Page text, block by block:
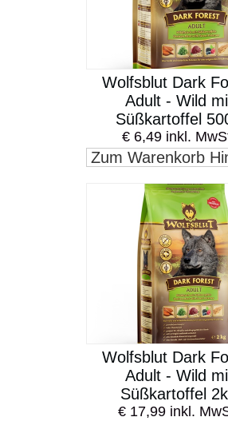
Wolfsblut Dark
Adult - Wild
Süßkartoffel
€ 6,49 inkl.
Zum Warenkorb
Wolfsblut Dark
Adult - Wild
Süßkartoffel
€ 17,99 inkl.